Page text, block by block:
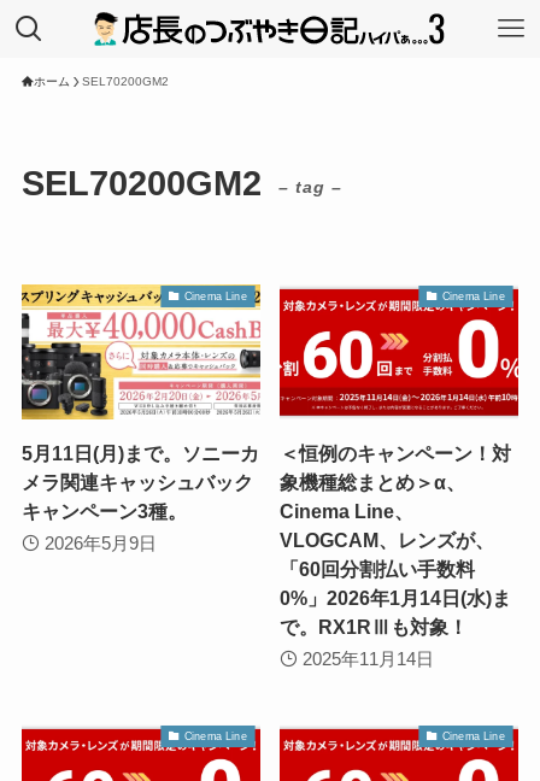
ホーム SEL70200GM2
SEL70200GM2 – tag –
Cinema Line
5月11日(月)まで。ソニーカ
メラ関連キャッシュバック
キャンペーン3種。
2026年5月9日
Cinema Line
＜恒例のキャンペーン！対
象機種総まとめ＞α、
Cinema Line、
VLOGCAM、レンズが、
「60回分割払い手数料
0%」2026年1月14日(水)ま
で。RX1RⅢも対象！
2025年11月14日
Cinema Line Cinema Line